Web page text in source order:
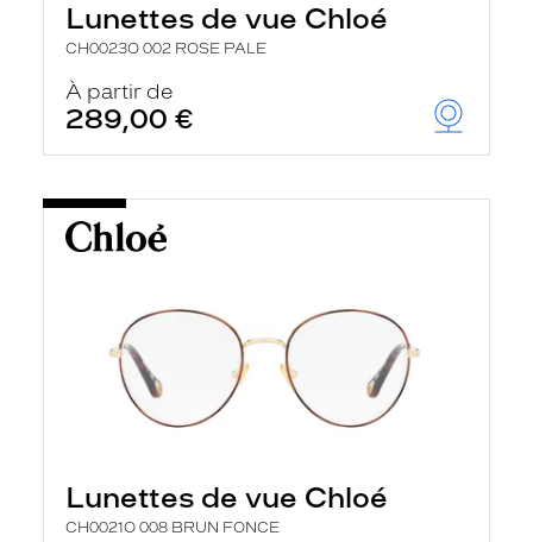
Lunettes de vue Chloé
CH0023O 002 ROSE PALE
À partir de
289,00 €
Lunettes de vue Chloé
CH0021O 008 BRUN FONCE